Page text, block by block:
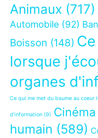
Animaux (717)
Automobile (92)
Boisson (148)
lorsque
organes
Ce qui me met du baume au coeur
d’information (9) Cinéma
humain (589)